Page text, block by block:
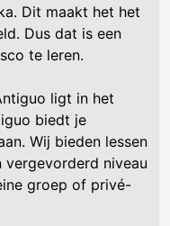
Dit maakt het het
Dus dat is een
te leren.
ligt in het
biedt je
Wij bieden lessen
niveau
groep of privé-